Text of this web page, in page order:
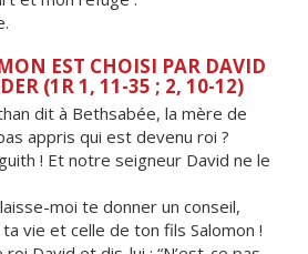
EST CHOISI PAR DAVID
(1R 1, 11-35 ; 2, 10-12)
dit à Bethsabée, la mère de
appris qui est devenu roi ?
! Et notre seigneur David ne le
moi te donner un conseil,
vie et celle de ton fils Salomon !